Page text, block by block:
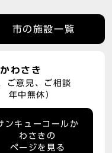
市の施設一覧
わさき
ご意見、ご相談
年中無休）
ンキューコールか
わさきの
ページを見る